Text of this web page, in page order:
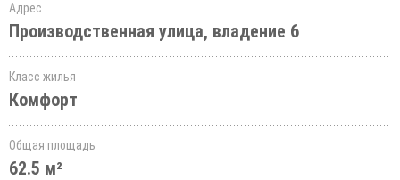
Адрес
Производственная улица, владение 6
Класс жилья
Комфорт
Общая площадь
62.5 м²